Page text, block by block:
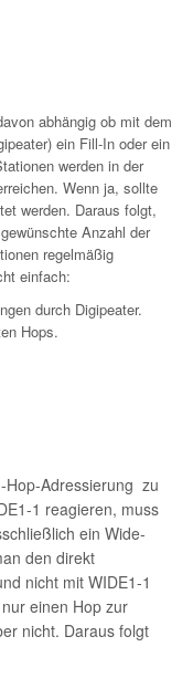
abhängig ob mit dem
ein Fill-In oder ein
werden in der
Wenn ja, sollte
werden. Daraus folgt,
Anzahl der
regelmäßig
einfach:
durch Digipeater.
Hops.
Hop-Adressierung zu
1 reagieren, muss
ein Wide-
den direkt
nicht mit WIDE1-1
einen Hop zur
nicht. Daraus folgt